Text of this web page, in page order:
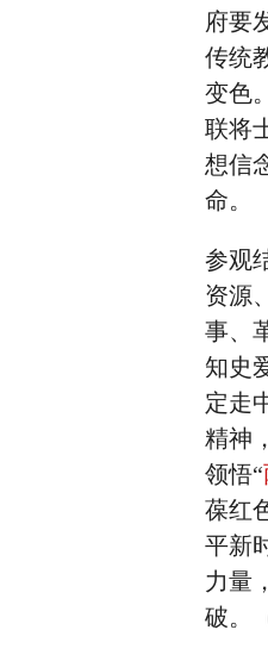
府要
传统
变色
联将
想信
命。
参观
资源
事、
知史
定走
精神
领悟“
葆红
平新
力量
破。